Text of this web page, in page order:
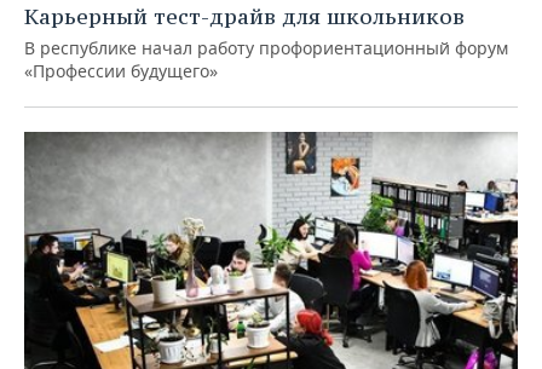
Карьерный тест-драйв для школьников
В республике начал работу профориентационный форум
«Профессии будущего»